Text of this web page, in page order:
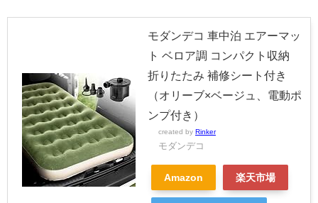
モダンデコ 車中泊 エアーマッ
ト ベロア調 コンパクト収納
折りたたみ 補修シート付き
（オリーブ×ベージュ、電動ポ
ンプ付き）
created by Rinker
モダンデコ
Amazon 楽天市場